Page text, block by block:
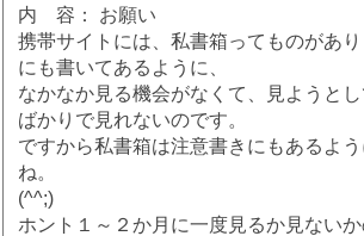
内 容： お願い
携帯サイトには、私書箱ってものがあ
にも書いてあるように、
なかなか見る機会がなくて、見ようと
ばかりで見れないのです。
ですから私書箱は注意書きにもあるよ
ね。
(^^;)
ホント１～２か月に一度見るか見ない